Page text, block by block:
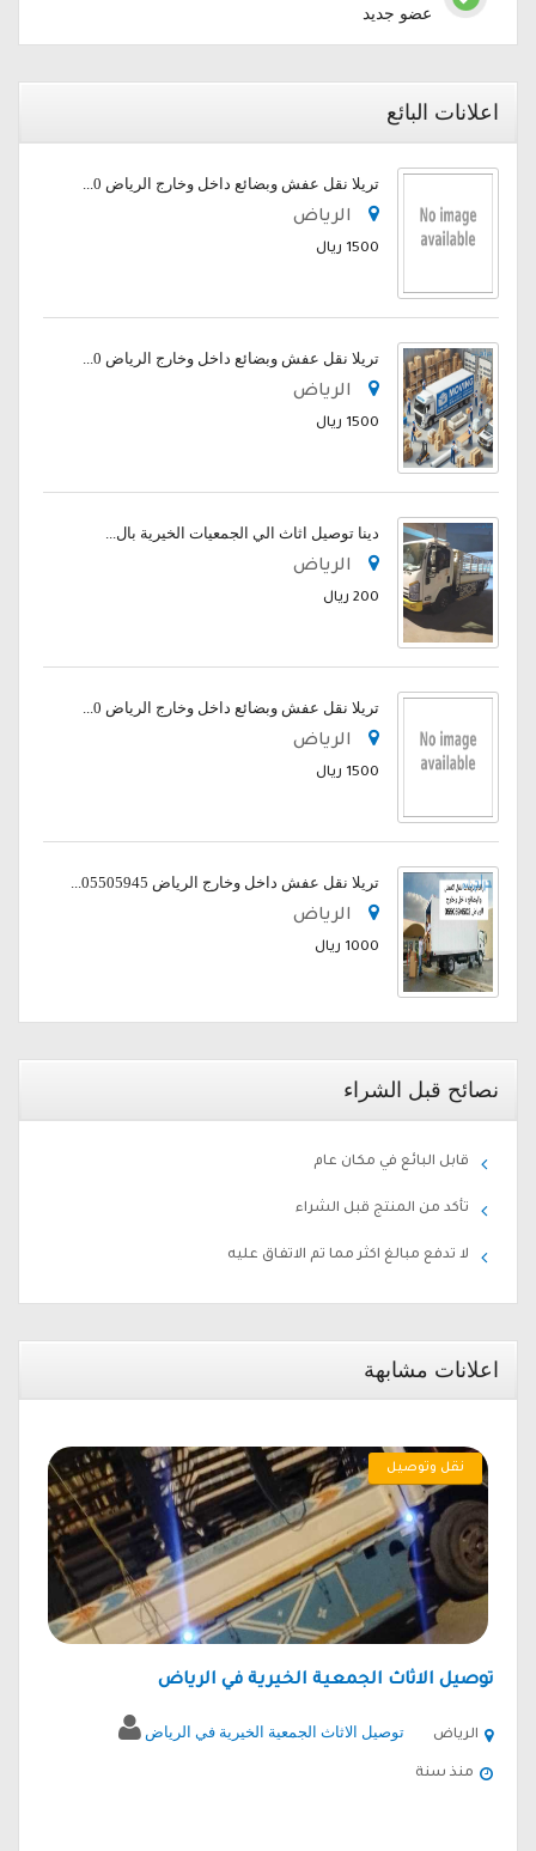
عضو جديد
اعلانات البائع
تريلا نقل عفش وبضائع داخل وخارج الرياض 0...
الرياض
1500 ريال
تريلا نقل عفش وبضائع داخل وخارج الرياض 0...
الرياض
1500 ريال
دينا توصيل اثاث الي الجمعيات الخيرية بال...
الرياض
200 ريال
تريلا نقل عفش وبضائع داخل وخارج الرياض 0...
الرياض
1500 ريال
تريلا نقل عفش داخل وخارج الرياض 05505945...
الرياض
1000 ريال
نصائح قبل الشراء
قابل البائع في مكان عام
تأكد من المنتج قبل الشراء
لا تدفع مبالغ اكثر مما تم الاتفاق عليه
اعلانات مشابهة
نقل وتوصيل
توصيل الاثاث الجمعية الخيرية في الرياض
توصيل الاثاث الجمعية الخيرية في الرياض الرياض
منذ سنة